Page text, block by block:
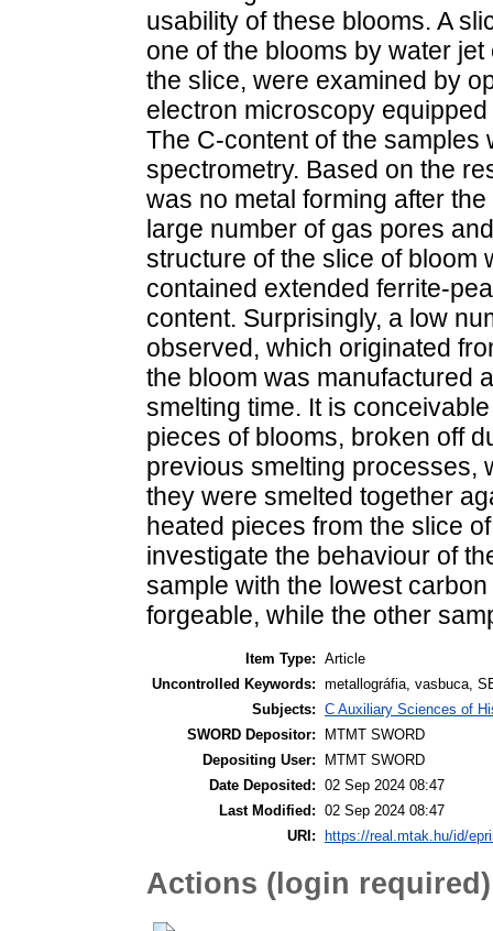
usability of these blooms. A
one of the blooms by water
the slice, were examined by
electron microscopy
The C-content of the
spectrometry. Based on the
was no metal forming after
large number of gas pores
structure of the slice of bloom
contained extended ferrite-
content. Surprisingly, a low
observed, which originated
the bloom was manufactured
smelting time. It is
pieces of blooms, broken off
previous smelting processes,
they were smelted together
heated pieces from the slice
investigate the behaviour of
sample with the lowest
forgeable, while the other
Item Type: Article
Uncontrolled Keywords: metallográfia, vasbuca,
Subjects: C Auxiliary Sciences of
SWORD Depositor:
MTMT SWORD
Depositing User:
MTMT SWORD
Date Deposited: 02 Sep 2024 08:47
Last Modified: 02 Sep 2024 08:47
URI:
https://real.mtak.hu/id/
Actions (login required)